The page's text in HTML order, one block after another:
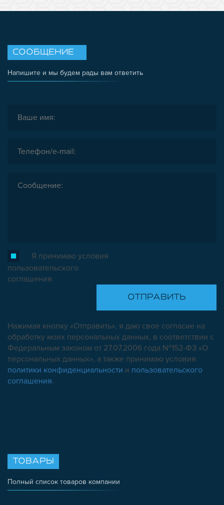
СООБЩЕНИЕ
Напишите и мы будем рады вам ответить
Я принимаю условия
пользовательского
соглашения
Нажимая кнопку «Отправить», я даю свое согласие на
обработку моих персональных данных, в соответствии с
Федеральным законом от 27.07.2006 года №152-ФЗ «О
персональных данных», а также принимаю условия
политики конфиденциальности и пользовательского
соглашения.
ТОВАРЫ
Полный список товаров компании